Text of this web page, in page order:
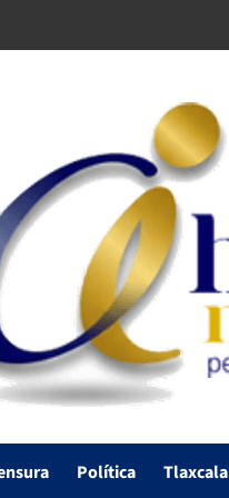
Política Tlaxcala